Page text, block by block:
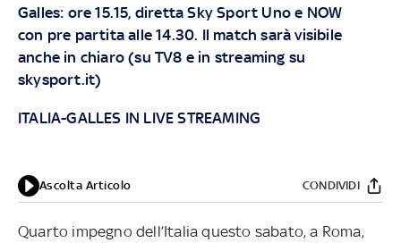
Galles: ore 15.15, diretta Sky Sport Uno e NOW
con pre partita alle 14.30. Il match sarà visibile
anche in chiaro (su TV8 e in streaming su
skysport.it)
ITALIA-GALLES IN LIVE STREAMING
Ascolta Articolo CONDIVIDI
Quarto impegno dell’Italia questo sabato, a Roma,